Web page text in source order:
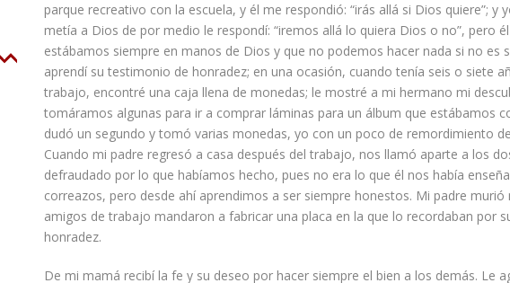
parque recreativo con la escuela, y él me respondió: “irás allá si Dios quiere”; y
metía a Dios de por medio le respondí: “iremos allá lo quiera Dios o no”, pero
estábamos siempre en manos de Dios y que no podemos hacer nada si no es
aprendí su testimonio de honradez; en una ocasión, cuando tenía seis o siete
trabajo, encontré una caja llena de monedas; le mostré a mi hermano mi
tomáramos algunas para ir a comprar láminas para un álbum que estábamos
dudó un segundo y tomó varias monedas, yo con un poco de remordimiento
Cuando mi padre regresó a casa después del trabajo, nos llamó aparte a los
defraudado por lo que habíamos hecho, pues no era lo que él nos había
correazos, pero desde ahí aprendimos a ser siempre honestos. Mi padre murió
amigos de trabajo mandaron a fabricar una placa en la que lo recordaban por
honradez.
De mi mamá recibí la fe y su deseo por hacer siempre el bien a los demás. Le